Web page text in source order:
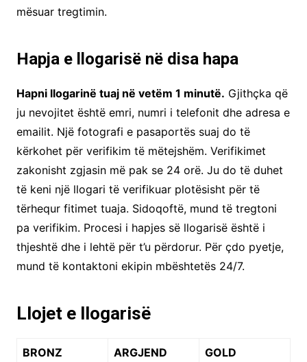
mësuar tregtimin.
Hapja e llogarisë në disa hapa
Hapni llogarinë tuaj në vetëm 1 minutë. Gjithçka që
ju nevojitet është emri, numri i telefonit dhe adresa e
emailit. Një fotografi e pasaportës suaj do të
kërkohet për verifikim të mëtejshëm. Verifikimet
zakonisht zgjasin më pak se 24 orë. Ju do të duhet
të keni një llogari të verifikuar plotësisht për të
tërhequr fitimet tuaja. Sidoqoftë, mund të tregtoni
pa verifikim. Procesi i hapjes së llogarisë është i
thjeshtë dhe i lehtë për t’u përdorur. Për çdo pyetje,
mund të kontaktoni ekipin mbështetës 24/7.
Llojet e llogarisë
BRONZ
ARGJEND
GOLD